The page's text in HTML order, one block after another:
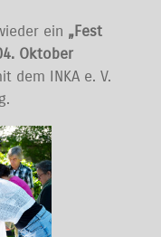
ein „Fest
Oktober
dem INKA e. V.